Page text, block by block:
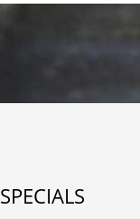
SPECIALS